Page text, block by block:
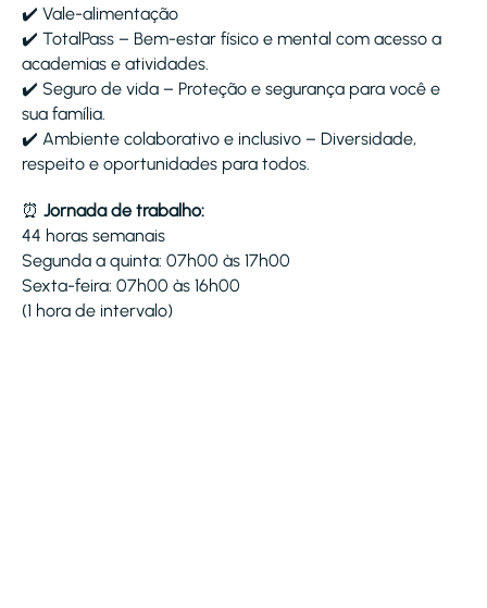
✔️ Vale-alimentação
✔️ TotalPass – Bem-estar físico e mental com acesso a
academias e atividades.
✔️ Seguro de vida – Proteção e segurança para você e
sua família.
✔️ Ambiente colaborativo e inclusivo – Diversidade,
respeito e oportunidades para todos.
⏰ Jornada de trabalho:
44 horas semanais
Segunda a quinta: 07h00 às 17h00
Sexta-feira: 07h00 às 16h00
(1 hora de intervalo)